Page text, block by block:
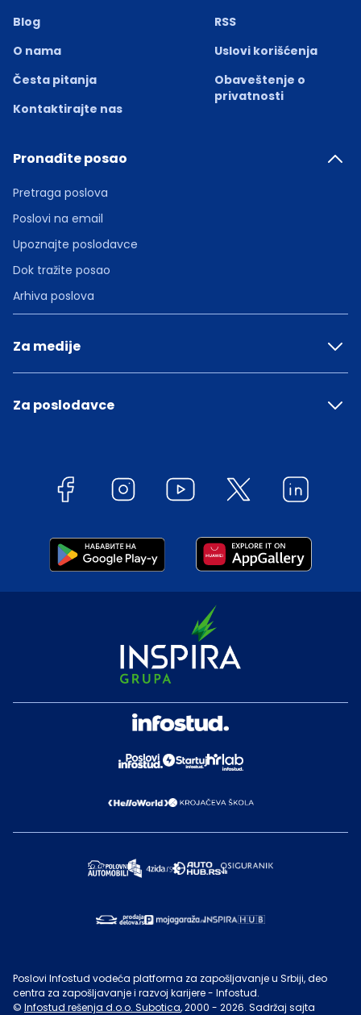
Blog
O nama
Česta pitanja
Kontaktirajte nas
RSS
Uslovi korišćenja
Obaveštenje o
privatnosti
Pronađite posao
Pretraga poslova
Poslovi na email
Upoznajte poslodavce
Dok tražite posao
Arhiva poslova
Za medije
Za poslodavce
Poslovi Infostud vodeća platforma za zapošljavanje u Srbiji, deo
centra za zapošljavanje i razvoj karijere - Infostud.
© Infostud rešenja d.o.o. Subotica, 2000 - 2026. Sadržaj sajta